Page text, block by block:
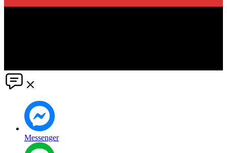
Messenger